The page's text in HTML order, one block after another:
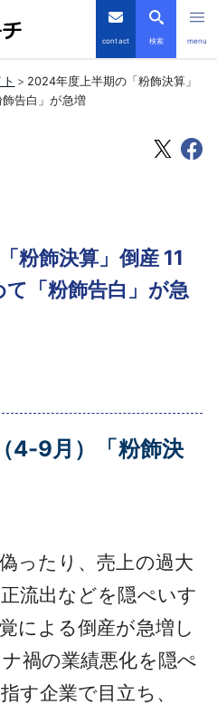
contact 検索 menu
目企業情報
2024年度上半期の「粉飾決算」
告白」が急増
粉飾決算」倒産 11
「粉飾告白」が急
4-9月）「粉飾決
ったり、売上の過大
流出などを隠ぺいす
による倒産が急増し
禍の業績悪化を隠ぺ
す企業で目立ち、